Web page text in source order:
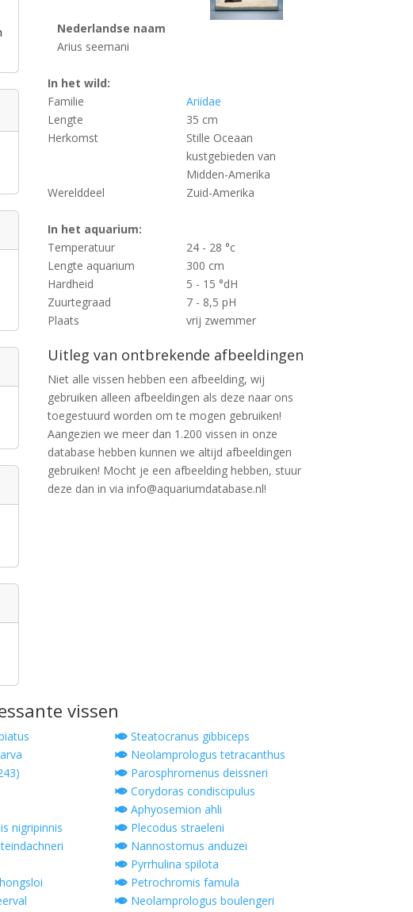
Nederlandse naam
Arius seemani
In het wild:
Familie
Ariidae
Lengte
35 cm
Herkomst
Stille Oceaan
kustgebieden van
Midden-Amerika
Werelddeel
Zuid-Amerika
In het aquarium:
Temperatuur
24 - 28 °c
Lengte aquarium
300 cm
Hardheid
5 - 15 °dH
Zuurtegraad
7 - 8,5 pH
Plaats
vrij zwemmer
Uitleg van ontbrekende afbeeldingen
Niet alle vissen hebben een afbeelding, wij
gebruiken alleen afbeeldingen als deze naar ons
toegestuurd worden om te mogen gebruiken!
Aangezien we meer dan 1.200 vissen in onze
database hebben kunnen we altijd afbeeldingen
gebruiken! Mocht je een afbeelding hebben, stuur
deze dan in via info@aquariumdatabase.nl!
vissen
Steatocranus gibbiceps
Neolamprologus tetracanthus
Parosphromenus deissneri
Corydoras condiscipulus
Aphyosemion ahli
nigripinnis
Plecodus straeleni
Nannostomus anduzei
Pyrrhulina spilota
Petrochromis famula
Neolamprologus boulengeri